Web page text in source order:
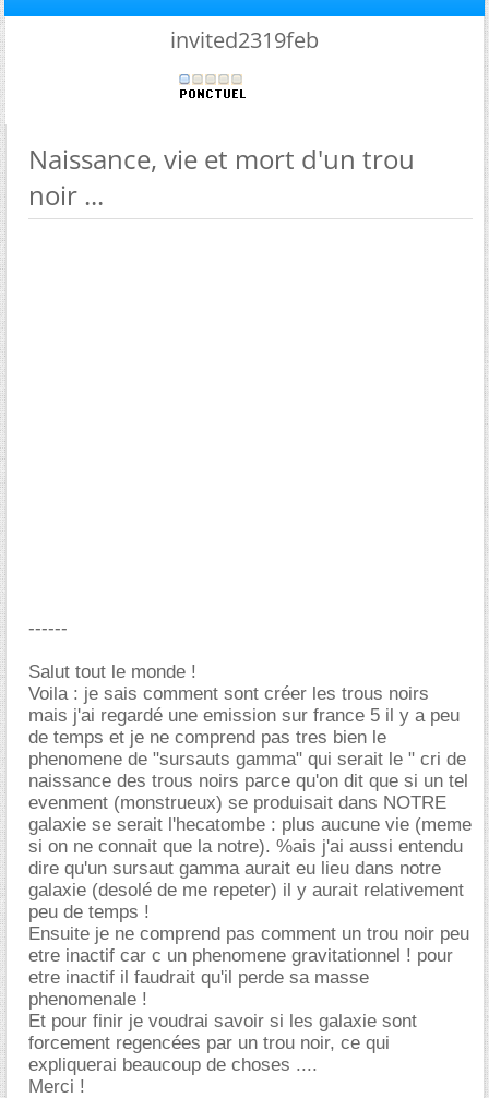
invited2319feb
Naissance, vie et mort d'un trou
noir ...
------
Salut tout le monde !
Voila : je sais comment sont créer les trous noirs
mais j'ai regardé une emission sur france 5 il y a peu
de temps et je ne comprend pas tres bien le
phenomene de "sursauts gamma" qui serait le " cri de
naissance des trous noirs parce qu'on dit que si un tel
evenment (monstrueux) se produisait dans NOTRE
galaxie se serait l'hecatombe : plus aucune vie (meme
si on ne connait que la notre). %ais j'ai aussi entendu
dire qu'un sursaut gamma aurait eu lieu dans notre
galaxie (desolé de me repeter) il y aurait relativement
peu de temps !
Ensuite je ne comprend pas comment un trou noir peu
etre inactif car c un phenomene gravitationnel ! pour
etre inactif il faudrait qu'il perde sa masse
phenomenale !
Et pour finir je voudrai savoir si les galaxie sont
forcement regencées par un trou noir, ce qui
expliquerai beaucoup de choses ....
Merci !